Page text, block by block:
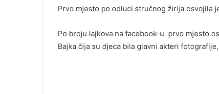
Prvo mjesto po odluci stručnog žirija osvojila
Po broju lajkova na facebook-u prvo mjesto
Bajka čija su djeca bila glavni akteri